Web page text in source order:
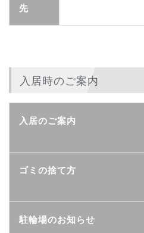
先
入居時のご案内
入居のご案内
ゴミの捨て方
駐輪場のお知らせ